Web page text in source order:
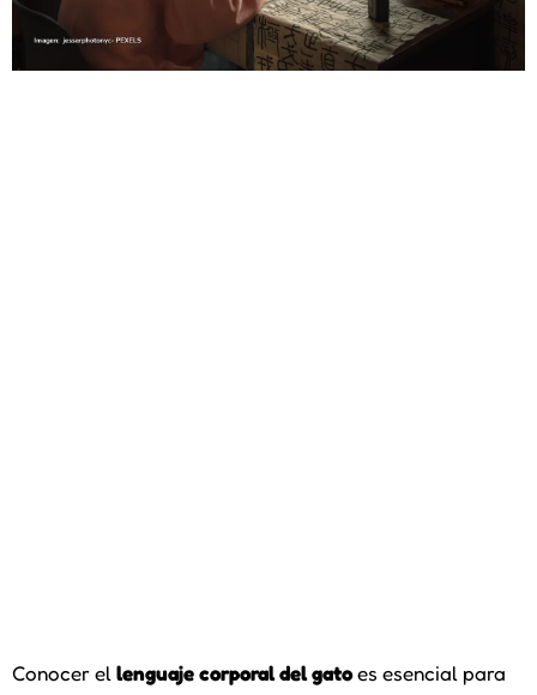
Conocer ellenguaje corporal del gatoes esencial para